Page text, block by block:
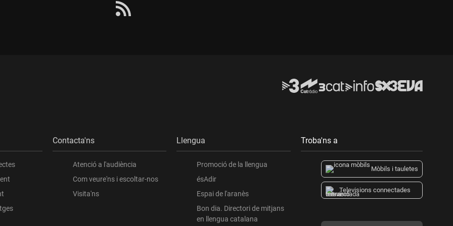
Contacta'ns
Atenció a l'audiència
Com veure'ns i escoltar-nos
Visita'ns
Llengua
Promoció de la llengua
ésAdir
Espai de l'aranès
Bon dia. Directori de mitjans
en llengua catalana
Troba'ns a
Mòbils i tauletes
Televisions connectades